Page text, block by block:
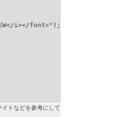
トなどを参考にして